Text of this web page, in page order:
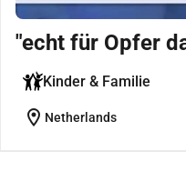
"echt für Opfer
Kinder & Familie
location_on Netherlands